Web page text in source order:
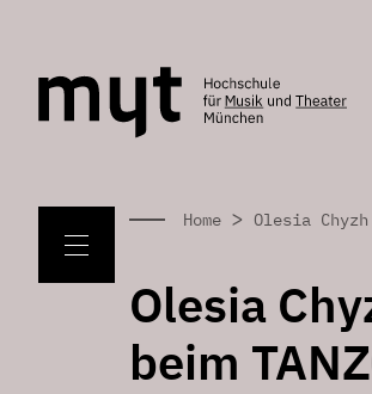
Home > Olesia
Olesia
beim